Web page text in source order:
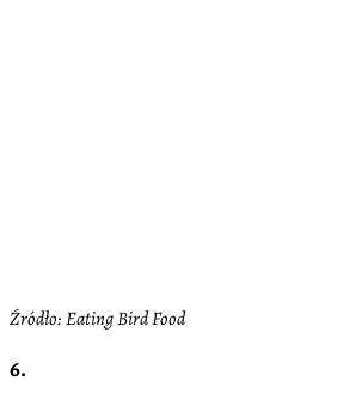
Źródło: Eating Bird Food
6.